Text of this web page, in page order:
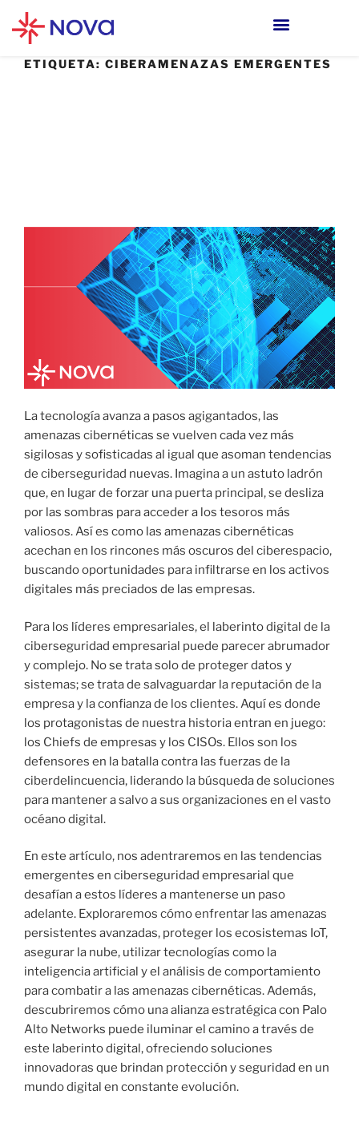
ETIQUETA: CIBERAMENAZAS EMERGENTES
La tecnología avanza a pasos agigantados, las
amenazas cibernéticas se vuelven cada vez más
sigilosas y sofisticadas al igual que asoman tendencias
de ciberseguridad nuevas. Imagina a un astuto ladrón
que, en lugar de forzar una puerta principal, se desliza
por las sombras para acceder a los tesoros más
valiosos. Así es como las amenazas cibernéticas
acechan en los rincones más oscuros del ciberespacio,
buscando oportunidades para infiltrarse en los activos
digitales más preciados de las empresas.
Para los líderes empresariales, el laberinto digital de la
ciberseguridad empresarial puede parecer abrumador
y complejo. No se trata solo de proteger datos y
sistemas; se trata de salvaguardar la reputación de la
empresa y la confianza de los clientes. Aquí es donde
los protagonistas de nuestra historia entran en juego:
los Chiefs de empresas y los CISOs. Ellos son los
defensores en la batalla contra las fuerzas de la
ciberdelincuencia, liderando la búsqueda de soluciones
para mantener a salvo a sus organizaciones en el vasto
océano digital.
En este artículo, nos adentraremos en las tendencias
emergentes en ciberseguridad empresarial que
desafían a estos líderes a mantenerse un paso
adelante. Exploraremos cómo enfrentar las amenazas
persistentes avanzadas, proteger los ecosistemas IoT,
asegurar la nube, utilizar tecnologías como la
inteligencia artificial y el análisis de comportamiento
para combatir a las amenazas cibernéticas. Además,
descubriremos cómo una alianza estratégica con Palo
Alto Networks puede iluminar el camino a través de
este laberinto digital, ofreciendo soluciones
innovadoras que brindan protección y seguridad en un
mundo digital en constante evolución.